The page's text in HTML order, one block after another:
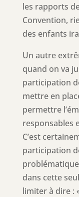
les rapports
Convention,
des enfants
Un autre
quand on va
participation
mettre en
permettre
responsables
C’est
participation
dans cette
limiter à dire :